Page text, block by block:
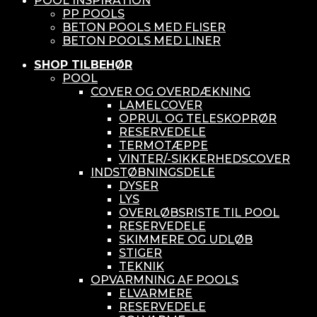
PP POOLS
BETON POOLS MED FLISER
BETON POOLS MED LINER
SHOP TILBEHØR
POOL
COVER OG OVERDÆKNING
LAMELCOVER
OPRUL OG TELESKOPRØR
RESERVEDELE
TERMOTÆPPE
VINTER/-SIKKERHEDSCOVER
INDSTØBNINGSDELE
DYSER
LYS
OVERLØBSRISTE TIL POOL
RESERVEDELE
SKIMMERE OG UDLØB
STIGER
TEKNIK
OPVARMNING AF POOLS
ELVARMERE
RESERVEDELE